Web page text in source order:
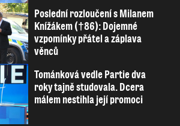
Poslední rozloučení s Milanem
Knížákem (†86): Dojemné
vzpomínky přátel a záplava
věnců
Tománková vedle Partie dva
roky tajně studovala. Dcera
málem nestihla její promoci